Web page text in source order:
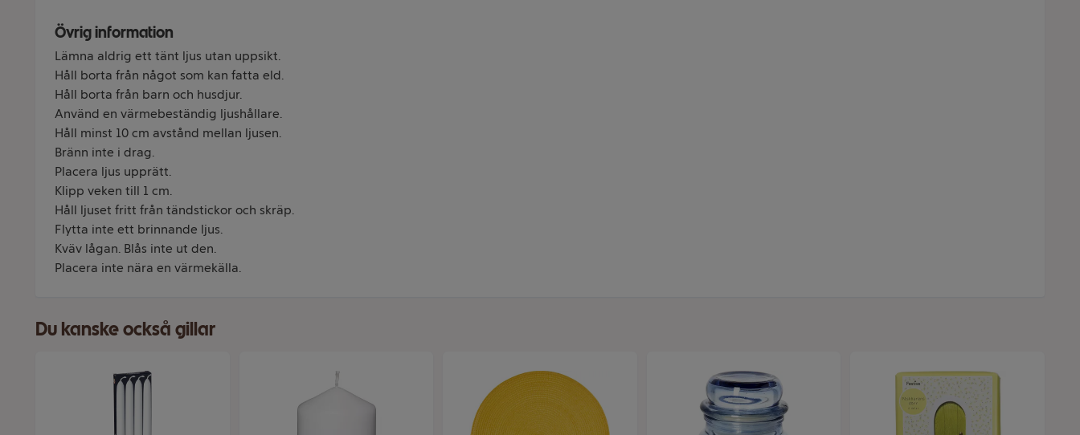
Övrig information
Lämna aldrig ett tänt ljus utan uppsikt.
Håll borta från något som kan fatta eld.
Håll borta från barn och husdjur.
Använd en värmebeständig ljushållare.
Håll minst 10 cm avstånd mellan ljusen.
Bränn inte i drag.
Placera ljus upprätt.
Klipp veken till 1 cm.
Håll ljuset fritt från tändstickor och skräp.
Flytta inte ett brinnande ljus.
Kväv lågan. Blås inte ut den.
Placera inte nära en värmekälla.
Du kanske också gillar